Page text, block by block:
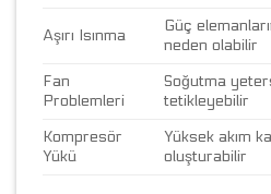
Aşırı Isınma
Güç
neden olabilir
Fan
Problemleri
Soğutma
tetikleyebilir
Kompresör
Yükü
Yüksek akım
oluşturabilir